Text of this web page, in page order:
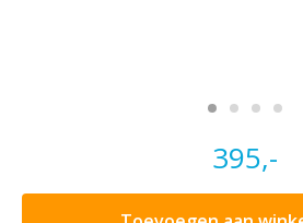
395,-